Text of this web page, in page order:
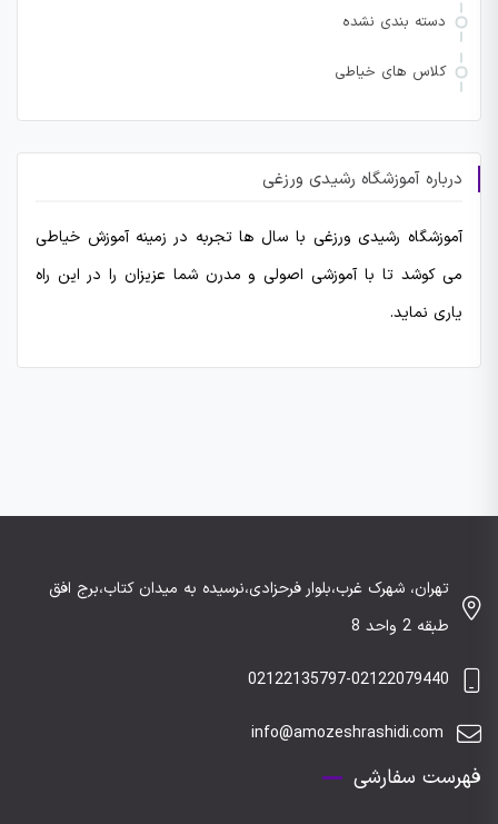
دسته بندی نشده
کلاس های خیاطی
درباره آموزشگاه رشیدی ورزغی
آموزشگاه رشیدی ورزغی با سال ها تجربه در زمینه آموزش خیاطی
می کوشد تا با آموزشی اصولی و مدرن شما عزیزان را در این راه
یاری نماید.
تهران، شهرک غرب،بلوار فرحزادی،نرسیده به میدان کتاب،برج افق
طبقه 2 واحد 8
02122135797-02122079440
info@amozeshrashidi.com
فهرست سفارشی